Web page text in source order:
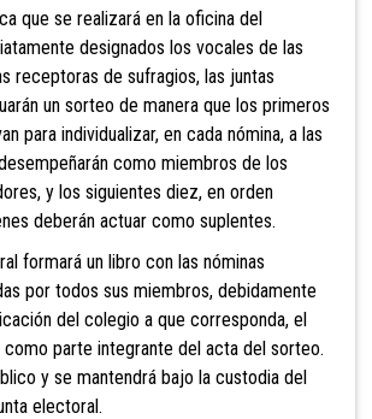
que se realizará en la oficina del
designados los vocales de las
receptoras de sufragios, las juntas
un sorteo de manera que los primeros
para individualizar, en cada nómina, a las
como miembros de los
y los siguientes diez, en orden
deberán actuar como suplentes.
formará un libro con las nóminas
por todos sus miembros, debidamente
del colegio a que corresponda, el
parte integrante del acta del sorteo.
y se mantendrá bajo la custodia del
electoral.